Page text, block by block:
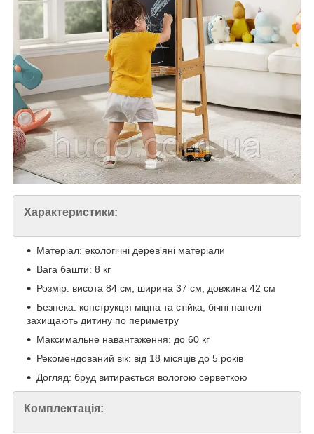
Характеристики:
Матеріал: екологічні дерев'яні матеріали
Вага башти: 8 кг
Розмір: висота 84 см, ширина 37 см, довжина 42 см
Безпека: конструкція міцна та стійка, бічні панелі
захищають дитину по периметру
Максимальне навантаження: до 60 кг
Рекомендований вік: від 18 місяців до 5 років
Догляд: бруд витирається вологою серветкою
Комплектація: